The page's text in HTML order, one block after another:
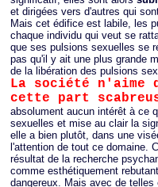
et dirigées vers d'autres qui
Mais cet édifice est labile, les
chaque individu qui veut se
que ses pulsions sexuelles se
pas qu'il y ait une plus grande
de la libération des pulsions
La société n'aime
cette part
absolument aucun intérêt à ce
sexuelles et mise au clair la
elle a bien plutôt, dans une
l'attention de tout ce domaine.
résultat de la recherche
comme esthétiquement
dangereux. Mais avec de